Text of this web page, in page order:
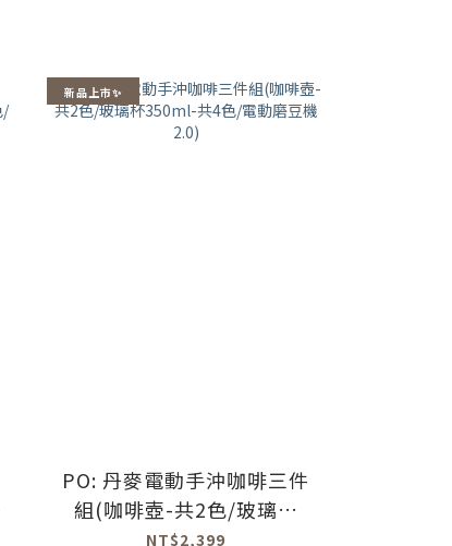
新品上市✨
PO: 丹麥電動手沖咖啡三件
組(咖啡壺-共2色/玻璃杯
350ml-共4色/電動磨豆機
NT$2,399